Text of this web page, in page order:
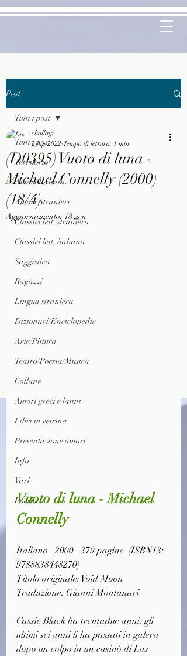
Post
Tutti i post
Territorio
Autori Italiani
Autori Stranieri
Classici lett. straniera
Classici lett. italiana
Saggistica
Ragazzi
Lingua straniera
Dizionari/Enciclopedie
Arte/Pittura
Teatro/Poesia/Musica
Collane
Autori greci e latini
Libri in vetrina
Presentazione autori
Info
Vari
Poesia
Tutti i post
(D0395) Vuoto di luna -
Michael Connelly (2000)
(18/4)
challagi
2 lug 2022 Tempo di lettura: 1 min
Aggiornamento: 18 gen
Vuoto di luna - Michael
Connelly
Italiano | 2000 | 379 pagine  (ISBN13:
9788838448270)
Titolo originale: Void Moon
Traduzione: Gianni Montanari
Cassie Black ha trentadue anni: gli
ultimi sei anni li ha passati in galera
dopo un colpo in un casinò di Las